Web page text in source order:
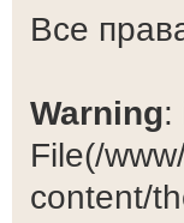
Все
Warning:
File(/
content/